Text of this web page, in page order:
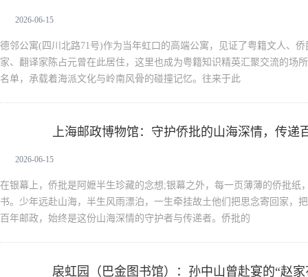
2026-06-15
德邻公寓(四川北路71号)作为当年虹口的高端公寓，见证了粤籍文人、
家、翻译家陈占元曾在此居住，这里也成为粤籍知识精英汇聚交流的场
名单，承载着海派文化与岭南风骨的碰撞记忆。往来于此
上海邮政博物馆：守护侨批的山海深情，传递
2026-06-15
在银幕上，侨批是阿嬷半生珍藏的念想;银幕之外，每一页薄薄的侨批纸
书。少年远赴山海，半生风雨漂泊，一生牵挂故土他们把思念寄回家，
百年邮政，始终是这份山海深情的守护者与传递者。侨批的
扆虹园（巴金图书馆）：孙中山曾赴宴的“赵家